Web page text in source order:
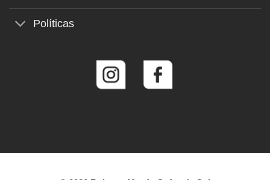
Políticas